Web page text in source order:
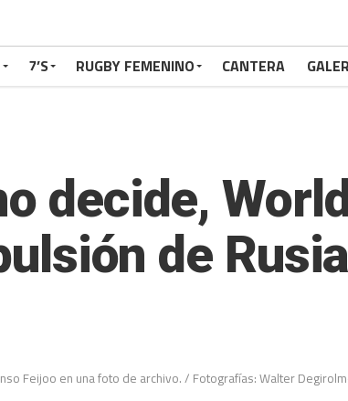
7’S RUGBY FEMENINO CANTERA
decide,
de Rusia
Feijoo en una foto de archivo. / Fotografías: Walter